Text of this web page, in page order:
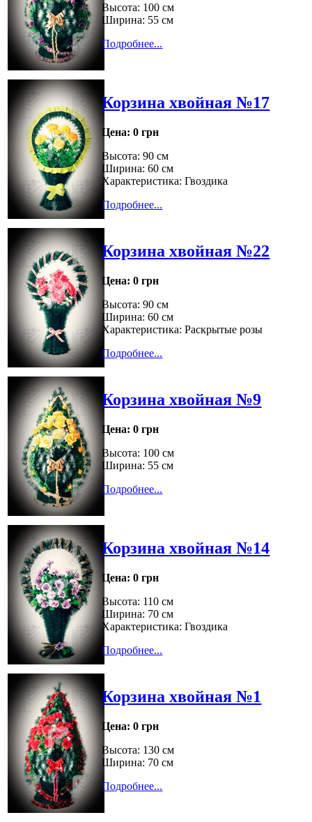
Высота: 100 см
Ширина: 55 см
Подробнее...
Корзина хвойная №17
Цена: 0 грн
Высота: 90 см
Ширина: 60 см
Характеристика: Гвоздика
Подробнее...
Корзина хвойная №22
Цена: 0 грн
Высота: 90 см
Ширина: 60 см
Характеристика: Раскрытые розы
Подробнее...
Корзина хвойная №9
Цена: 0 грн
Высота: 100 см
Ширина: 55 см
Подробнее...
Корзина хвойная №14
Цена: 0 грн
Высота: 110 см
Ширина: 70 см
Характеристика: Гвоздика
Подробнее...
Корзина хвойная №1
Цена: 0 грн
Высота: 130 см
Ширина: 70 см
Подробнее...